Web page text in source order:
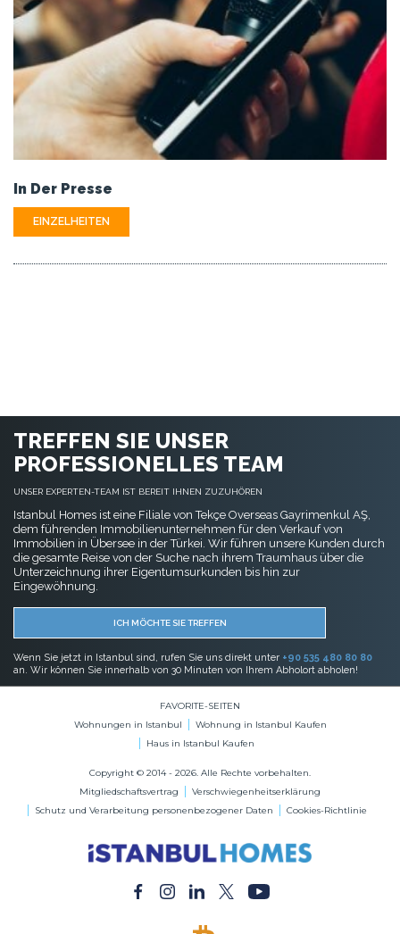
In Der Presse
EINZELHEITEN
TREFFEN SIE UNSER
PROFESSIONELLES TEAM
UNSER EXPERTEN-TEAM IST BEREIT IHNEN ZUZUHÖREN
Istanbul Homes ist eine Filiale von Tekçe Overseas Gayrimenkul AŞ,
dem führenden Immobilienunternehmen für den Verkauf von
Immobilien in Übersee in der Türkei. Wir führen unsere Kunden durch
die gesamte Reise von der Suche nach ihrem Traumhaus über die
Unterzeichnung ihrer Eigentumsurkunden bis hin zur
Eingewöhnung.
ICH MÖCHTE SIE TREFFEN
Wenn Sie jetzt in Istanbul sind, rufen Sie uns direkt unter +90 535 480 80 80
an. Wir können Sie innerhalb von 30 Minuten von Ihrem Abholort abholen!
FAVORITE-SEITEN
Wohnungen in Istanbul
Wohnung in Istanbul Kaufen
Haus in Istanbul Kaufen
Copyright © 2014 - 2026. Alle Rechte vorbehalten.
Mitgliedschaftsvertrag
Verschwiegenheitserklärung
Schutz und Verarbeitung personenbezogener Daten
Cookies-Richtlinie